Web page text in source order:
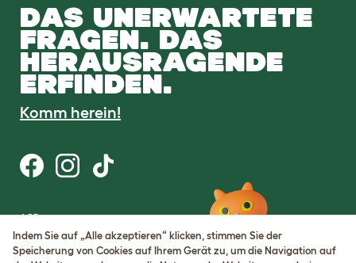
DAS UNERWARTETE
FRAGEN. DAS
HERAUSRAGENDE
ERFINDEN.
Komm herein!
AGB
Datenschutz
Cookie Settings
Indem Sie auf „Alle akzeptieren“ klicken, stimmen Sie der
Speicherung von Cookies auf Ihrem Gerät zu, um die Navigation auf